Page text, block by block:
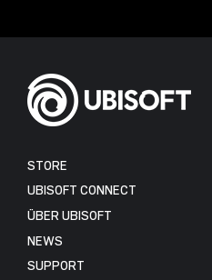
STORE
UBISOFT CONNECT
ÜBER UBISOFT
NEWS
SUPPORT